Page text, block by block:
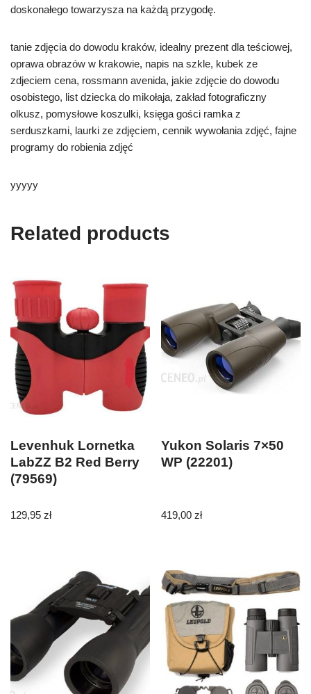
doskonałego towarzysza na każdą przygodę.
tanie zdjęcia do dowodu kraków, idealny prezent dla teściowej,
oprawa obrazów w krakowie, napis na szkle, kubek ze
zdjeciem cena, rossmann avenida, jakie zdjęcie do dowodu
osobistego, list dziecka do mikołaja, zakład fotograficzny
olkusz, pomysłowe koszulki, księga gości ramka z
serduszkami, laurki ze zdjęciem, cennik wywołania zdjęć, fajne
programy do robienia zdjęć
yyyyy
Related products
Levenhuk Lornetka
LabZZ B2 Red Berry
(79569)
129,95 zł
Yukon Solaris 7×50
WP (22201)
419,00zł